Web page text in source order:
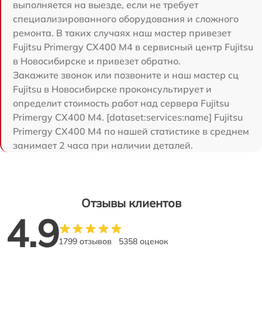
выполняется на выезде, если не требует
специализированного оборудования и сложного
ремонта. В таких случаях наш мастер привезет
Fujitsu Primergy CX400 M4 в сервисный центр Fujitsu
в Новосибирске и привезет обратно.
Закажите звонок или позвоните и наш мастер сц
Fujitsu в Новосибирске проконсультирует и
определит стоимость работ над сервера Fujitsu
Primergy CX400 M4. [dataset:services:name] Fujitsu
Primergy CX400 M4 по нашей статистике в среднем
занимает 2 часа при наличии деталей.
Отзывы клиентов
4.91799 отзывов 5358 оценок